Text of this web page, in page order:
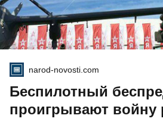
narod-novosti.com
Беспилотный
проигрывают войну